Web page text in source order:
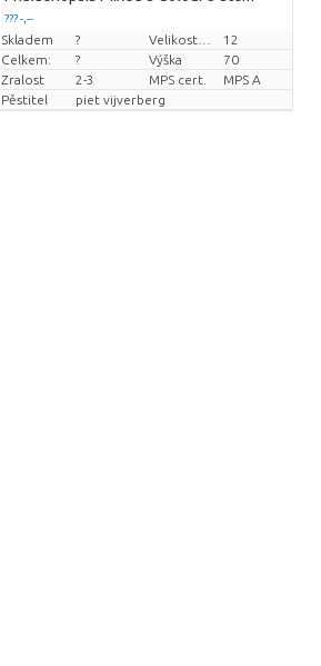
??? -,--
Cena za kus
Skladem ?
12
Celkem:
? Výška
70
Zralost
2-3 MPS cert.
MPS A
Pěstitel
piet vijverberg